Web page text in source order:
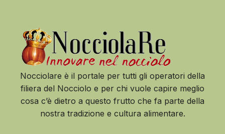
Nocciolare è il portale per tutti gli operatori della
filiera del Nocciolo e per chi vuole capire meglio
cosa c’è dietro a questo frutto che fa parte della
nostra tradizione e cultura alimentare.